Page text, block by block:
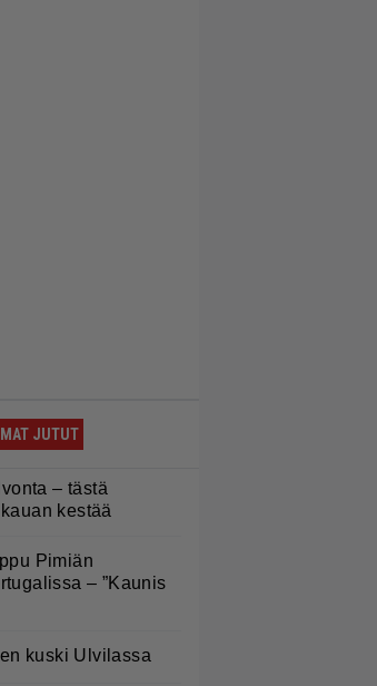
JUTUT
– tästä
kestää
Pimiän
– ”Kaunis
kuski Ulvilassa